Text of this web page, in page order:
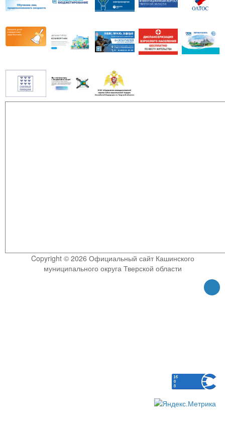
Copyright © 2026 Официальный сайт Кашинского
муниципального округа Тверской области